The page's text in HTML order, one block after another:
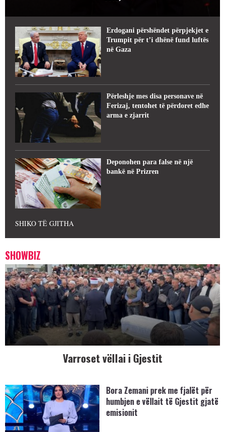
Erdogani përshëndet përpjekjet e
Trumpit për t’i dhënë fund luftës
në Gaza
Përleshje mes disa personave në
Ferizaj, tentohet të përdoret edhe
arma e zjarrit
Deponohen para false në një
bankë në Prizren
SHIKO TË GJITHA
SHOWBIZ
Varroset vëllai i Gjestit
Bora Zemani prek me fjalët për
humbjen e vëllait të Gjestit gjatë
emisionit